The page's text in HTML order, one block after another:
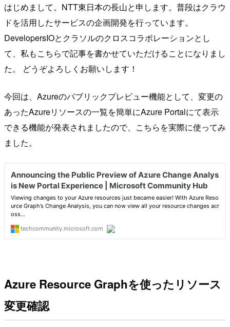
はじめまして。NTT東日本の長山と申します。普段はクラウ
ドを活用したサービスの企画開発を行っています。
DevelopersIOとクラソルのクロスコラボレーションとし
て、私もこちらで記事を書かせていただけることになりまし
た。 どうぞよろしくお願いします！
今回は、Azureのパブリックプレビュー機能として、変更の
あったAzureリソースの一覧を簡単にAzure Portalにて表示
できる機能が発表されましたので、こちらを実際に使ってみ
ました。
Azure Resource Graphを使ったリソース
変更確認